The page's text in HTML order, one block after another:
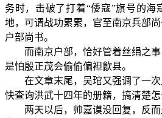
务时，击破了打着“倭寇”旗号的海
地，可谓战功累累，官至南京兵部
户部尚书。
而南京户部，恰好管着丝绢之
是怕殷正茂会偷偷偏袒歙县。
在文章末尾，吴琯又强调了一
快查询洪武十四年的册籍，搞清楚怎
两天以后，帅嘉谟没回复，反